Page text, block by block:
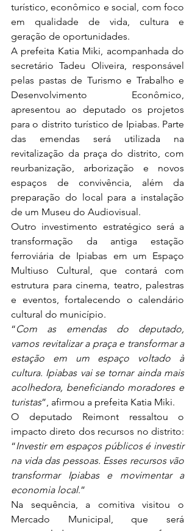
turístico, econômico e social, com foco
em qualidade de vida, cultura e
geração de oportunidades.
A prefeita Katia Miki, acompanhada do
secretário Tadeu Oliveira, responsável
pelas pastas de Turismo e Trabalho e
Desenvolvimento Econômico,
apresentou ao deputado os projetos
para o distrito turístico de Ipiabas. Parte
das emendas será utilizada na
revitalização da praça do distrito, com
reurbanização, arborização e novos
espaços de convivência, além da
preparação do local para a instalação
de um Museu do Audiovisual.
Outro investimento estratégico será a
transformação da antiga estação
ferroviária de Ipiabas em um Espaço
Multiuso Cultural, que contará com
estrutura para cinema, teatro, palestras
e eventos, fortalecendo o calendário
cultural do município.
“Com as emendas do deputado,
vamos revitalizar a praça e transformar a
estação em um espaço voltado à
cultura. Ipiabas vai se tornar ainda mais
acolhedora, beneficiando moradores e
turistas”, afirmou a prefeita Katia Miki.
O deputado Reimont ressaltou o
impacto direto dos recursos no distrito:
“Investir em espaços públicos é investir
na vida das pessoas. Esses recursos vão
transformar Ipiabas e movimentar a
economia local.”
Na sequência, a comitiva visitou o
Mercado Municipal, que será